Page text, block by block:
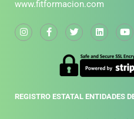
www.fitformacion.com
REGISTRO ESTATAL ENTIDADES